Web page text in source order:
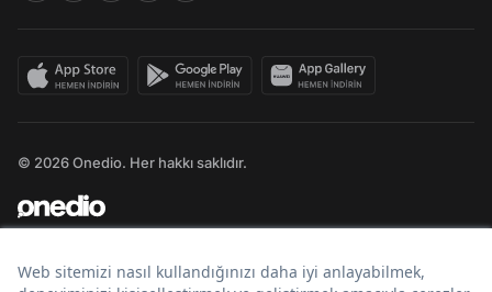
© 2026 Onedio. Her hakkı saklıdır.
Bir markasıdır.